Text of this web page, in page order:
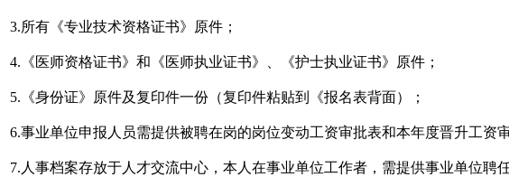
3.所有《专业技术资格证书》原件；
4.《医师资格证书》和《医师执业证书》、《护士执业证书》原件；
5.《身份证》原件及复印件一份（复印件粘贴到《报名表背面）；
6.事业单位申报人员需提供被聘在岗的岗位变动工资审批表和本年度晋升工资
7.人事档案存放于人才交流中心，本人在事业单位工作者，需提供事业单位